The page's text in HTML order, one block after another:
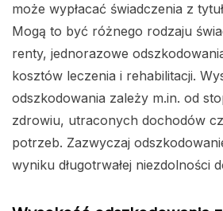
może wypłacać świadczenia z
Mogą to być różnego rodzaju
renty, jednorazowe
kosztów leczenia i rehabilitacji.
odszkodowania zależy m.in. od
zdrowiu, utraconych dochodów
potrzeb. Zazwyczaj
wyniku długotrwałej niezdolności